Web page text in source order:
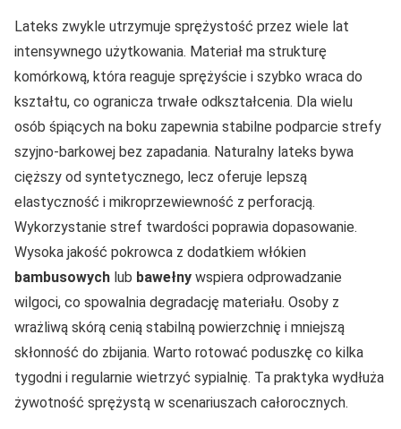
Lateks zwykle utrzymuje sprężystość przez wiele lat
intensywnego użytkowania. Materiał ma strukturę
komórkową, która reaguje sprężyście i szybko wraca do
kształtu, co ogranicza trwałe odkształcenia. Dla wielu
osób śpiących na boku zapewnia stabilne podparcie strefy
szyjno-barkowej bez zapadania. Naturalny lateks bywa
cięższy od syntetycznego, lecz oferuje lepszą
elastyczność i mikroprzewiewność z perforacją.
Wykorzystanie stref twardości poprawia dopasowanie.
Wysoka jakość pokrowca z dodatkiem włókien
bambusowych lub bawełny wspiera odprowadzanie
wilgoci, co spowalnia degradację materiału. Osoby z
wrażliwą skórą cenią stabilną powierzchnię i mniejszą
skłonność do zbijania. Warto rotować poduszkę co kilka
tygodni i regularnie wietrzyć sypialnię. Ta praktyka wydłuża
żywotność sprężystą w scenariuszach całorocznych.